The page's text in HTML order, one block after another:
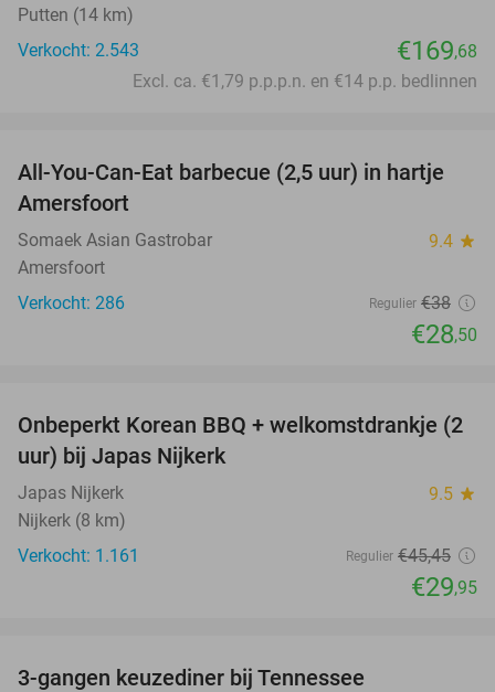
Putten (14 km)
Verkocht: 2.543
€169,68
Excl. ca. €1,79 p.p.p.n. en €14 p.p. bedlinnen
25%
All-You-Can-Eat barbecue (2,5 uur) in hartje
Amersfoort
Somaek Asian Gastrobar 9.4 star
Amersfoort
Verkocht: 286
Regulier €38
€28,50
34%
Onbeperkt Korean BBQ + welkomstdrankje (2
uur) bij Japas Nijkerk
Japas Nijkerk 9.5 star
Nijkerk (8 km)
Verkocht: 1.161
Regulier €45,45
€29,95
3-gangen keuzediner bij Tennessee